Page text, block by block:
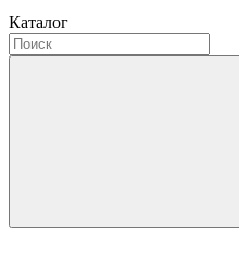
Каталог